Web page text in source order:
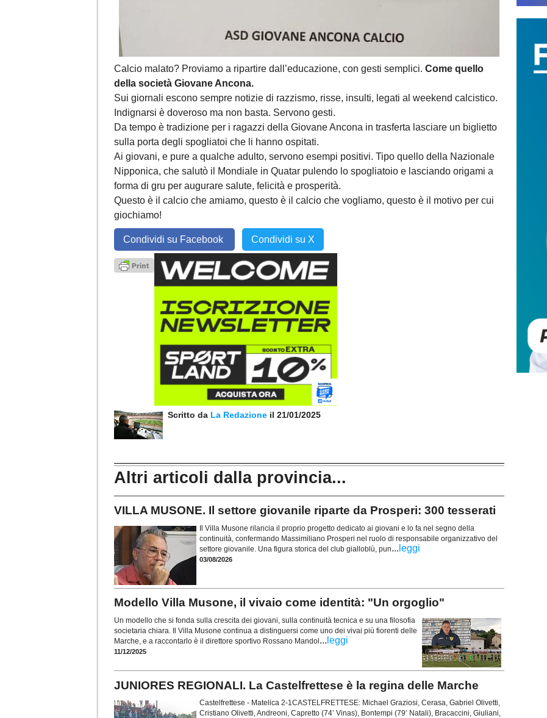
Calcio malato? Proviamo a ripartire dall’educazione, con gesti semplici. Come quello
della società Giovane Ancona.
Sui giornali escono sempre notizie di razzismo, risse, insulti, legati al weekend calcistico.
Indignarsi è doveroso ma non basta. Servono gesti.
Da tempo è tradizione per i ragazzi della Giovane Ancona in trasferta lasciare un biglietto
sulla porta degli spogliatoi che li hanno ospitati.
Ai giovani, e pure a qualche adulto, servono esempi positivi. Tipo quello della Nazionale
Nipponica, che salutò il Mondiale in Quatar pulendo lo spogliatoio e lasciando origami a
forma di gru per augurare salute, felicità e prosperità.
Questo è il calcio che amiamo, questo è il calcio che vogliamo, questo è il motivo per cui
giochiamo!
Condividi su Facebook Condividi su X
Scritto da La Redazione il 21/01/2025
Altri articoli dalla provincia...
VILLA MUSONE. Il settore giovanile riparte da Prosperi: 300 tesserati
Il Villa Musone rilancia il proprio progetto dedicato ai giovani e lo fa nel segno della
continuità, confermando Massimiliano Prosperi nel ruolo di responsabile organizzativo del
settore giovanile. Una figura storica del club gialloblù, pun... leggi
03/08/2026
Modello Villa Musone, il vivaio come identità: "Un orgoglio"
Un modello che si fonda sulla crescita dei giovani, sulla continuità tecnica e su una filosofia
societaria chiara. Il Villa Musone continua a distinguersi come uno dei vivai più fiorenti delle
Marche, e a raccontarlo è il direttore sportivo Rossano Mandol... leggi
11/12/2025
JUNIORES REGIONALI. La Castelfrettese è la regina delle Marche
Castelfrettese - Matelica 2-1CASTELFRETTESE: Michael Graziosi, Cerasa, Gabriel Olivetti,
Cristiano Olivetti, Andreoni, Capretto (74’ Vinas), Bontempi (79’ Natali), Bracaccini, Giuliani,